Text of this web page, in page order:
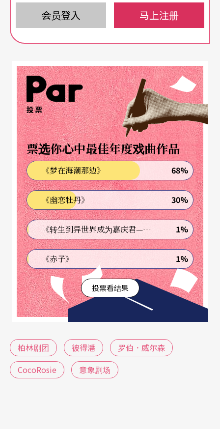
闻的举止与死灰的冷漠构成极大的反差，激荡出令
人意想不到的戏剧能量。由此，已可看出威尔森基
本创作手法的端倪了——他不是由文字，而是由声音
自己来说故事，或说，借由声音与图像给予观众强
烈的震撼。这部处女作甫出，即惊艳四方，威尔森
开始崭露头角。
独特风格 来自对戏剧的「歧见」
然而，真正为他奠定「前卫艺术家」地位的，是一
九七六年在亚维侬艺术节首演的四幕歌剧《沙滩上
的爱因斯坦》Einstein on the Beach。这是他与当
时已颇有名气的音乐家菲利普．格拉斯（Philip Glas
s），及露辛达．柴尔兹（Lucinda Childs）舞团的
首度携手合作。在此，威尔森更走极端，既没有故
事叙述、也没有古典声乐、更没有古典芭蕾，但依
旧名之为「歌剧」。在格拉斯层层交叠的极简音
乐、歌队或演员抑扬顿挫地重复吟诵台词中，演员
重复著机械式的动作，舞者也不断地重复著基本舞
的图像、无厘头的文字，被串联在一起，呈现一幕
又一幕让人说不出所以然的唯美意象。舞台上所有
会员登入 马上注册
投票
票选你心中最佳年度戏曲作品
《梦在海潮那边》 68%
《幽恋牡丹》 30%
《转生到异世界成为嘉庆君—发现我的祖先是诈骗集团!?》 1%
《赤子》 1%
投票看结果
柏林剧团 彼得潘
罗伯．威尔森
CocoRosie
意象剧场